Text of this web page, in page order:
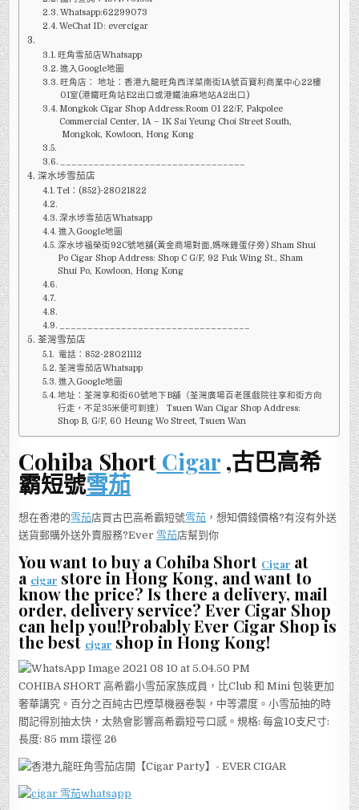
Whatsapp:62299073
WeChat ID: evercigar
旺角雪茄店Whatsapp
進入Google地圖
旺角店： 地址：香港九龍旺角西洋菜南街1A號百寶利商業中心22樓
01室(港鐵旺角站E2出口或港鐵油麻地站A2出口)
Mongkok Cigar Shop Address:Room 01 22/F, Pakpolee
Commercial Center, 1A – 1K Sai Yeung Choi Street South,
Mongkok, Kowloon, Hong Kong
深水埗雪茄店
Tel：(852)-28021822
深水埗雪茄店Whatsapp
進入Google地圖
深水埗福榮街92C號地舖(黃金商場對面,媽咪雞蛋仔旁) Sham Shui
Po Cigar Shop Address: Shop C G/F, 92 Fuk Wing St., Sham
Shui Po, Kowloon, Hong Kong
荃灣雪茄店
電話：852-28021112
荃灣雪茄店Whatsapp
進入Google地圖
地址：荃灣享和街60號地下B舖（荃灣廣場百老匯戲院往享和街方向
行走，不足35米便可到達） Tsuen Wan Cigar Shop Address:
Shop B, G/F, 60 Heung Wo Street, Tsuen Wan
Cohiba Short Cigar,古巴高希
霸短號雪茄
想在香港的雪茄店買古巴高希霸短號雪茄 ，想知價錢價格?有沒有外送
送貨郵購外送外賣服務?Ever 雪茄店幫到你
You want to buy a Cohiba Short Cigar at
a cigar store in Hong Kong, and want to
know the price? Is there a delivery, mail
order, delivery service? Ever Cigar Shop
can help you!Probably Ever Cigar Shop is
the best cigar shop in Hong Kong!
COHIBA SHORT 高希霸小雪茄家族成員，比Club 和 Mini 包裝更加
奢華講究。百分之百純古巴煙草機器卷製，中等濃度。小雪茄抽的時
間記得別抽太快，太熱會影響高希霸短号口感。規格: 每盒10支尺寸:
長度: 85 mm 環徑 26